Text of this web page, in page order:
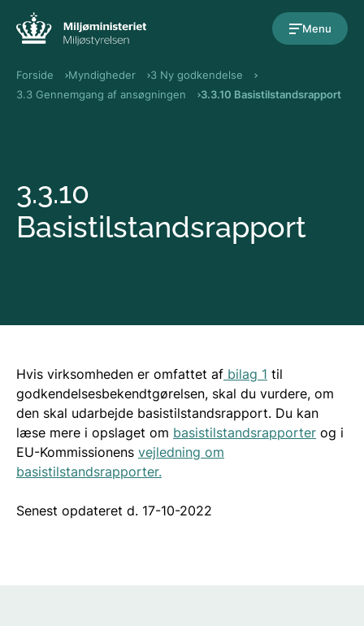
Menu
Forside Myndigheder
3 Ny godkendelse
3.3 Gennemgang af ansøgningen
3.3.10 Basistilstandsrapport
3.3.10
Basistilstandsrapport
Hvis virksomheden er omfattet af bilag 1 til
godkendelsesbekendtgørelsen, skal du vurdere, om
den skal udarbejde basistilstandsrapport. Du kan
læse mere i opslaget om basistilstandsrapporter og i
EU-Kommissionens vejledning om
basistilstandsrapporter.
Senest opdateret d. 17-10-2022